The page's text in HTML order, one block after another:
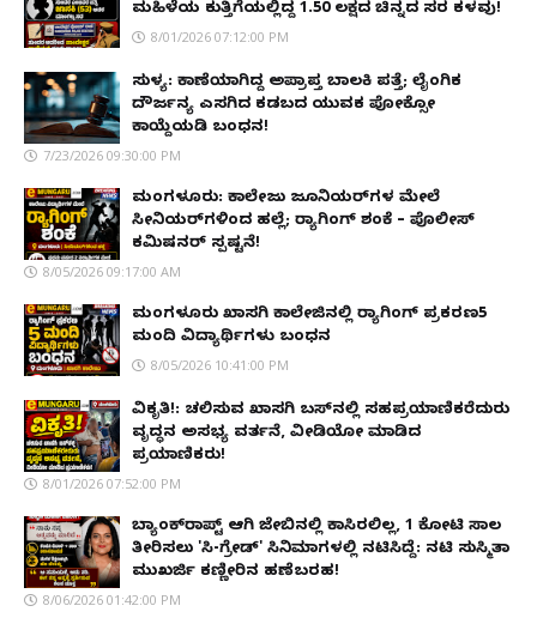
ಮಹಿಳೆಯ ಕುತ್ತಿಗೆಯಲ್ಲಿದ್ದ ₹1.50 ಲಕ್ಷದ ಚಿನ್ನದ ಸರ ಕಳವು!
8/01/2026 07:12:00 PM
ಸುಳ್ಯ: ಕಾಣೆಯಾಗಿದ್ದ ಅಪ್ರಾಪ್ತ ಬಾಲಕಿ ಪತ್ತೆ; ಲೈಂಗಿಕ
ದೌರ್ಜನ್ಯ ಎಸಗಿದ ಕಡಬದ ಯುವಕ ಪೋಕ್ಸೋ
ಕಾಯ್ದೆಯಡಿ ಬಂಧನ!
7/23/2026 09:30:00 PM
ಮಂಗಳೂರು: ಕಾಲೇಜು ಜೂನಿಯರ್‌ಗಳ ಮೇಲೆ
ಸೀನಿಯರ್‌ಗಳಿಂದ ಹಲ್ಲೆ; ರ‌್ಯಾಗಿಂಗ್ ಶಂಕೆ – ಪೊಲೀಸ್
ಕಮಿಷನರ್ ಸ್ಪಷ್ಟನೆ!
8/05/2026 09:17:00 AM
ಮಂಗಳೂರು ಖಾಸಗಿ ಕಾಲೇಜಿನಲ್ಲಿ ರ‌್ಯಾಗಿಂಗ್ ಪ್ರಕರಣ5
ಮಂದಿ ವಿದ್ಯಾರ್ಥಿಗಳು ಬಂಧನ
8/05/2026 10:41:00 PM
ವಿಕೃತಿ!: ಚಲಿಸುವ ಖಾಸಗಿ ಬಸ್‌ನಲ್ಲಿ ಸಹಪ್ರಯಾಣಿಕರೆದುರು
ವೃದ್ಧನ ಅಸಭ್ಯ ವರ್ತನೆ, ವೀಡಿಯೋ ಮಾಡಿದ
ಪ್ರಯಾಣಿಕರು!
8/01/2026 07:52:00 PM
ಬ್ಯಾಂಕ್‌ರಾಪ್ಟ್‌ ಆಗಿ ಜೇಬಿನಲ್ಲಿ ಕಾಸಿರಲಿಲ್ಲ, ₹1 ಕೋಟಿ ಸಾಲ
ತೀರಿಸಲು 'ಸಿ-ಗ್ರೇಡ್' ಸಿನಿಮಾಗಳಲ್ಲಿ ನಟಿಸಿದ್ದೆ: ನಟಿ ಸುಸ್ಮಿತಾ
ಮುಖರ್ಜಿ ಕಣ್ಣೀರಿನ ಹಣೆಬರಹ!
8/06/2026 01:42:00 PM